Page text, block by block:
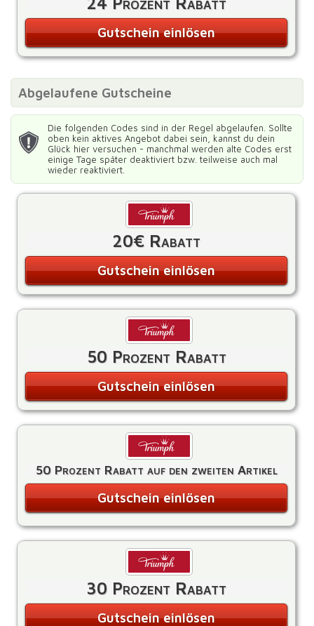
Gutschein einlösen
Abgelaufene Gutscheine
Die folgenden Codes sind in der Regel abgelaufen. Sollte
oben kein aktives Angebot dabei sein, kannst du dein
Glück hier versuchen - manchmal werden alte Codes erst
einige Tage später deaktiviert bzw. teilweise auch mal
wieder reaktiviert.
20€ Rabatt
Gutschein einlösen
50 Prozent Rabatt
Gutschein einlösen
50 Prozent Rabatt auf den zweiten Artikel
Gutschein einlösen
30 Prozent Rabatt
Gutschein einlösen